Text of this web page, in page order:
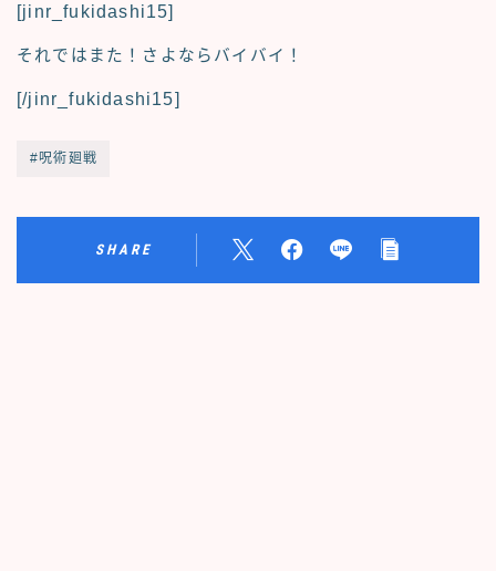
[jinr_fukidashi15]
それではまた！さよならバイバイ！
[/jinr_fukidashi15]
#呪術廻戦
SHARE